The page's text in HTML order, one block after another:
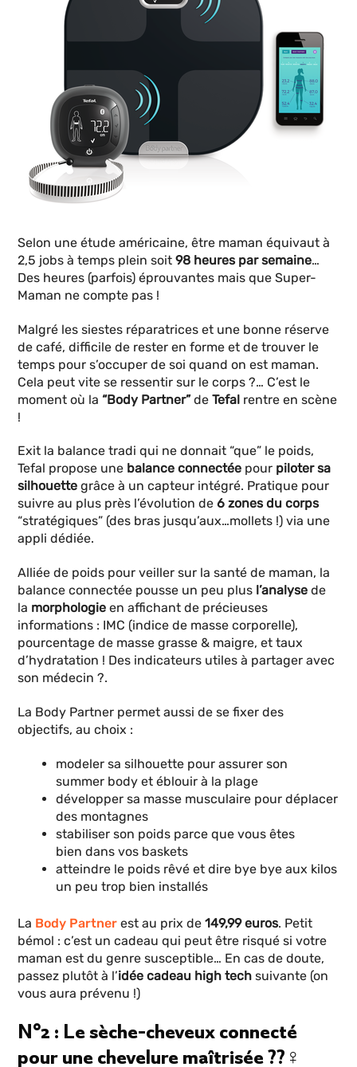
Selon une étude américaine, être maman équivaut à
2,5 jobs à temps plein soit 98 heures par semaine…
Des heures (parfois) éprouvantes mais que Super-
Maman ne compte pas !
Malgré les siestes réparatrices et une bonne réserve
de café, difficile de rester en forme et de trouver le
temps pour s’occuper de soi quand on est maman.
Cela peut vite se ressentir sur le corps ?… C’est le
moment où la “Body Partner”deTefal rentre en scène
!
Exit la balance tradi qui ne donnait “que” le poids,
Tefal propose une balance connectée pour piloter sa
silhouette grâce à un capteur intégré. Pratique pour
suivre au plus près l’évolution de6 zones du corps
“stratégiques” (des bras jusqu’aux…mollets !) via une
appli dédiée.
Alliée de poids pour veiller sur la santé de maman, la
balance connectée pousse un peu plus l’analyse de
la morphologie en affichant de précieuses
informations : IMC (indice de masse corporelle),
pourcentage de masse grasse & maigre, et taux
d’hydratation ! Des indicateurs utiles à partager avec
son médecin ?.
La Body Partner permet aussi de se fixer des
objectifs, au choix :
modeler sa silhouette pour assurer son
summer body et éblouir à la plage
développer sa masse musculaire pour déplacer
des montagnes
stabiliser son poids parce que vous êtes
bien dans vos baskets
atteindre le poids rêvé et dire bye bye aux kilos
un peu trop bien installés
La Body Partner est au prix de 149,99 euros. Petit
bémol : c’est un cadeau qui peut être risqué si votre
maman est du genre susceptible… En cas de doute,
passez plutôt à l’idée cadeau high tech suivante (on
vous aura prévenu !)
N°2 : Le sèche-cheveux connecté
pour une chevelure maîtrisée ??‍♀️